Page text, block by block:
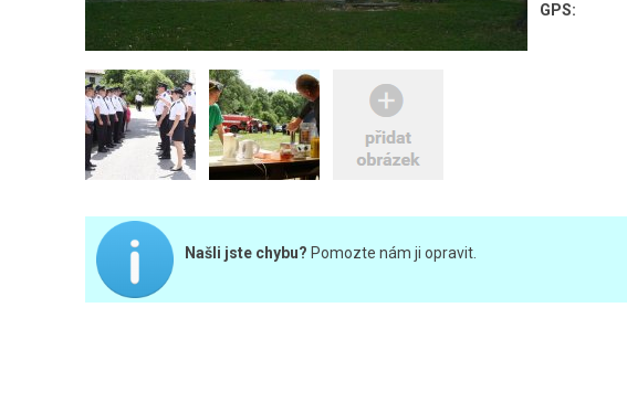
GPS:
Našli jste chybu? Pomozte nám ji opravit.